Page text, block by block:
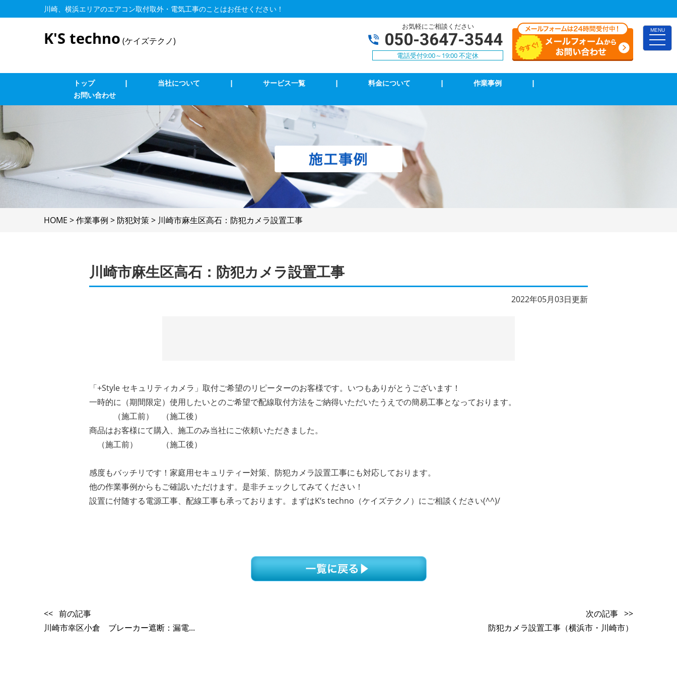
MENU
toggle
川崎、横浜エリアのエアコン取付取外・電気工事のことはお任せください！
K'S techno (ケイズテクノ)
お気軽にご相談ください
050-3647-3544
電話受付9:00～19:00 不定休
トップ | 当社について | サービス一覧
業務用エアコン交換・取付・修理 エアコンクリーニング エアコン修理・取付
TVアンテナ修理・取付
照明の修理・取付 コンセント修理・取付
ブレーカー修理・取付
単相３線式切替工事 換気扇等修理・取付
LAN、電気配線工事
4k・8k受信工事
| 料金について | 作業事例
|
お問い合わせ
HOME >作業事例 > 防犯対策> 川崎市麻生区高石：防犯カメラ設置工事
川崎市麻生区高石：防犯カメラ設置工事
2022年05月03日更新
「+Style セキュリティカメラ」取付ご希望のリピーターのお客様です。いつもありがとうございます！
一時的に（期間限定）使用したいとのご希望で配線取付方法をご納得いただいたうえでの簡易工事となっております。
（施工前）
（施工後）
商品はお客様にて購入、施工のみ当社にご依頼いただきました。
（施工前）
（施工後）
感度もバッチリです！家庭用セキュリティー対策、防犯カメラ設置工事にも対応しております。
他の作業事例からもご確認いただけます。是非チェックしてみてください！
設置に付随する電源工事、配線工事も承っております。まずはK‘s techno（ケイズテクノ）にご相談ください(^^)/
<< 前の記事
川崎市幸区小倉 ブレーカー遮断：漏電...
次の記事 >>
防犯カメラ設置工事（横浜市・川崎市）